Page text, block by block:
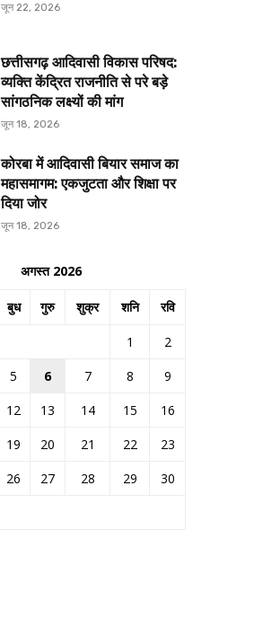
जून 22, 2026
छत्तीसगढ़ आदिवासी विकास परिषद:
व्यक्ति केंद्रित राजनीति से परे बड़े
सांगठनिक लक्ष्यों की मांग
जून 18, 2026
कोरबा में आदिवासी बियार समाज का
महासमागम: एकजुटता और शिक्षा पर
दिया जोर
जून 18, 2026
अगस्त 2026
बुध गुरु शुक्र शनि रवि
1
2
5 6 7 8
9
12 13 14 15
16
19 20 21 22
23
26 27 28 29
30